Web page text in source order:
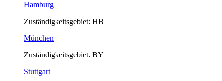
Hamburg
Zuständigkeitsgebiet: HB
München
Zuständigkeitsgebiet: BY
Stuttgart